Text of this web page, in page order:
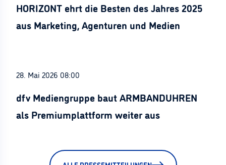
HORIZONT ehrt die Besten des Jahres 2025
aus Marketing, Agenturen und Medien
28. Mai 2026 08:00
dfv Mediengruppe baut ARMBANDUHREN
als Premiumplattform weiter aus